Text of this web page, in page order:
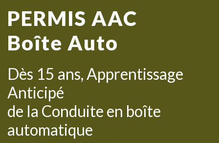
PERMIS AAC
Boîte Auto
Dès 15 ans, Apprentissage
Anticipé
de la Conduite en boîte
automatique